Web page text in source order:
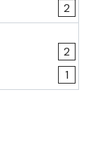
2
2
1